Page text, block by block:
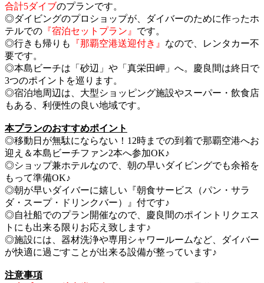
合計5ダイブのプランです。
◎ダイビングのプロショップが、ダイバーのために作ったホ
テルでの 『宿泊セットプラン』 です。
◎行きも帰りも
『那覇空港送迎付き』 なので、レンタカー不
要です。
◎本島ビーチは「砂辺」や「真栄田岬」へ。慶良間は終日で
3つのポイントを巡ります。
◎宿泊地周辺は、大型ショッピング施設やスーパー・飲食店
もある、利便性の良い地域です。
本プランのおすすめポイント
◎移動日が無駄にならない！12時までの到着で那覇空港へお
迎え＆本島ビーチファン2本へ参加OK♪
◎ショップ兼ホテルなので、朝の早いダイビングでも余裕を
もって準備OK♪
◎朝が早いダイバーに嬉しい『朝食サービス（パン・サラ
ダ・スープ・ドリンクバー）』付です♪
◎自社船でのプラン開催なので、慶良間のポイントリクエス
トにも出来る限りお応え致します♪
◎施設には、器材洗浄や専用シャワールームなど、ダイバー
が快適に過ごすことが出来る設備が整っています♪
注意事項